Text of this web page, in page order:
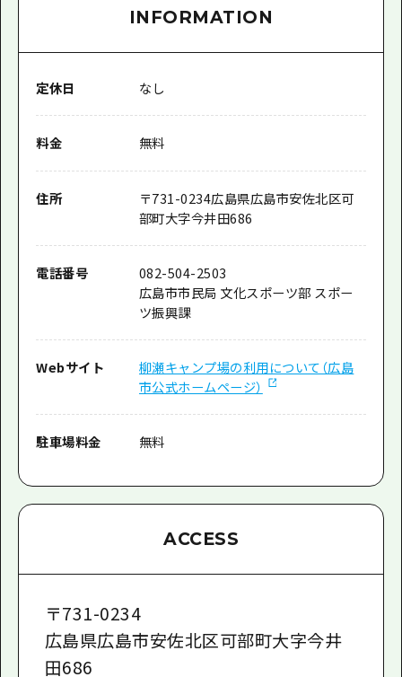
INFORMATION
定休日 なし
料金 無料
住所 〒731-0234広島県広島市安佐北区可
部町大字今井田686
電話番号
082-504-2503
広島市市民局 文化スポーツ部 スポー
ツ振興課
Webサイト
柳瀬キャンプ場の利用について（広島
市公式ホームページ）
駐車場料金 無料
ACCESS
〒731-0234
広島県広島市安佐北区可部町大字今井
田686